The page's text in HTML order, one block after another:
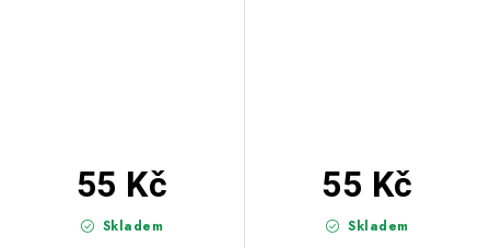
Skladem
55 Kč
Skladem
55 Kč